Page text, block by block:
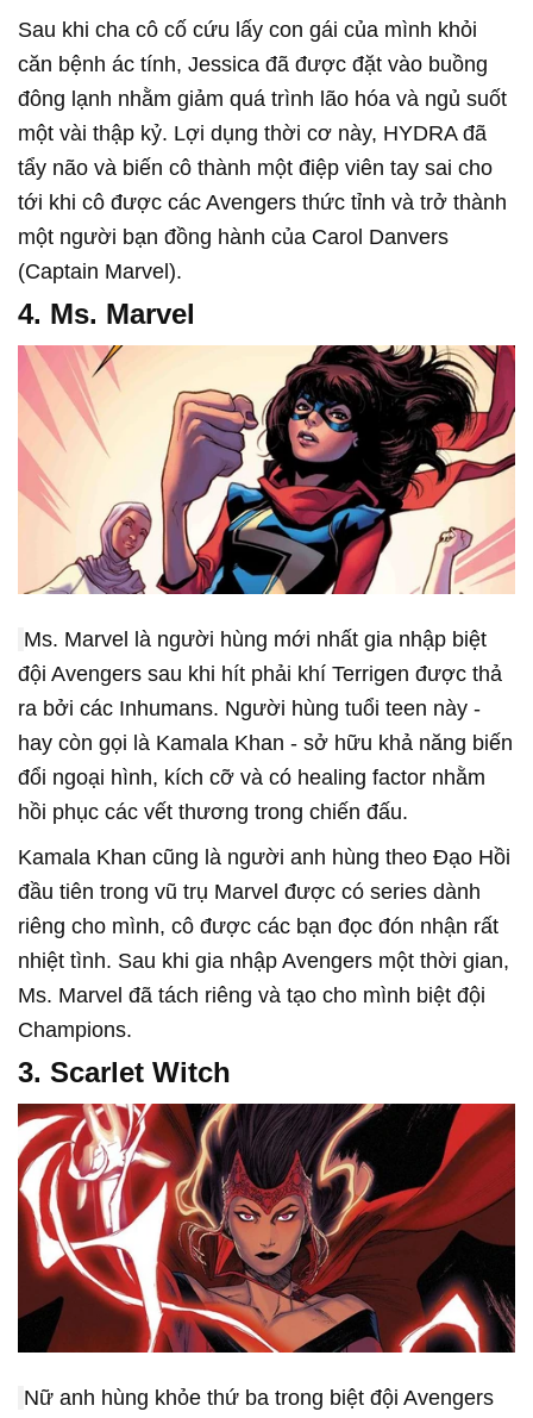
Sau khi cha cô cố cứu lấy con gái của mình khỏi
căn bệnh ác tính, Jessica đã được đặt vào buồng
đông lạnh nhằm giảm quá trình lão hóa và ngủ suốt
một vài thập kỷ. Lợi dụng thời cơ này, HYDRA đã
tẩy não và biến cô thành một điệp viên tay sai cho
tới khi cô được các Avengers thức tỉnh và trở thành
một người bạn đồng hành của Carol Danvers
(Captain Marvel).
4. Ms. Marvel
Ms. Marvel là người hùng mới nhất gia nhập biệt
đội Avengers sau khi hít phải khí Terrigen được thả
ra bởi các Inhumans. Người hùng tuổi teen này -
hay còn gọi là Kamala Khan - sở hữu khả năng biến
đổi ngoại hình, kích cỡ và có healing factor nhằm
hồi phục các vết thương trong chiến đấu.
Kamala Khan cũng là người anh hùng theo Đạo Hồi
đầu tiên trong vũ trụ Marvel được có series dành
riêng cho mình, cô được các bạn đọc đón nhận rất
nhiệt tình. Sau khi gia nhập Avengers một thời gian,
Ms. Marvel đã tách riêng và tạo cho mình biệt đội
Champions.
3. Scarlet Witch
Nữ anh hùng khỏe thứ ba trong biệt đội Avengers